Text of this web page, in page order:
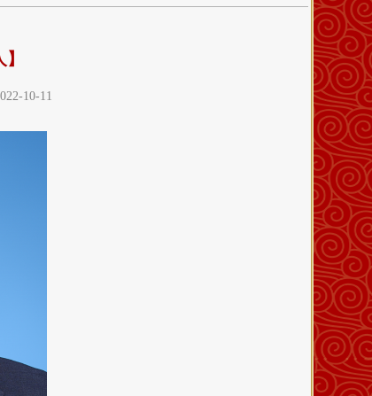
10-11